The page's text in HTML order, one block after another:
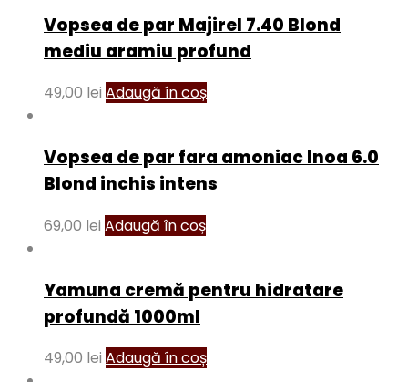
Vopsea de par Majirel 7.40 Blond
mediu aramiu profund
49,00 lei Adaugă în coș
Vopsea de par fara amoniac Inoa 6.0
Blond inchis intens
69,00 lei Adaugă în coș
Yamuna cremă pentru hidratare
profundă 1000ml
49,00 lei Adaugă în coș